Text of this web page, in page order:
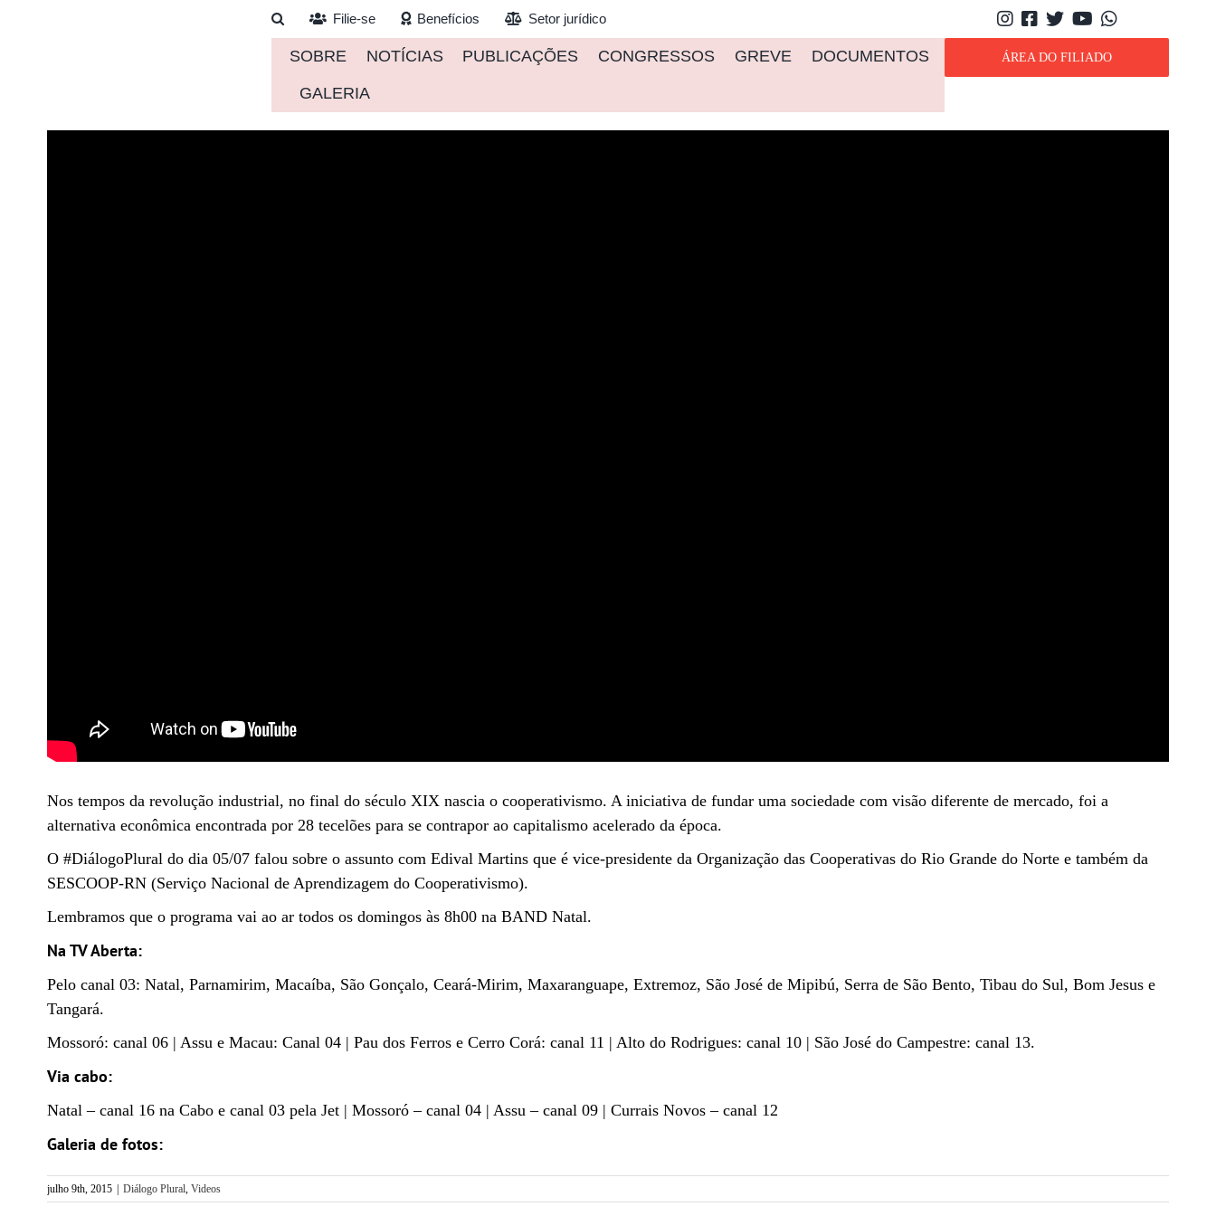
Filie-se Benefícios Setor jurídico
SOBRE NOTÍCIAS PUBLICAÇÕES CONGRESSOS GREVE DOCUMENTOS
GALERIA
ÁREA DO FILIADO
Nos tempos da revolução industrial, no final do século XIX nascia o cooperativismo. A iniciativa de fundar uma sociedade com visão diferente de mercado, foi a
alternativa econômica encontrada por 28 tecelões para se contrapor ao capitalismo acelerado da época.
O #DiálogoPlural do dia 05/07 falou sobre o assunto com Edival Martins que é vice-presidente da Organização das Cooperativas do Rio Grande do Norte e também da
SESCOOP-RN (Serviço Nacional de Aprendizagem do Cooperativismo).
Lembramos que o programa vai ao ar todos os domingos às 8h00 na BAND Natal.
Na TV Aberta:
Pelo canal 03: Natal, Parnamirim, Macaíba, São Gonçalo, Ceará-Mirim, Maxaranguape, Extremoz, São José de Mipibú, Serra de São Bento, Tibau do Sul, Bom Jesus e
Tangará.
Mossoró: canal 06 | Assu e Macau: Canal 04 | Pau dos Ferros e Cerro Corá: canal 11 | Alto do Rodrigues: canal 10 | São José do Campestre: canal 13.
Via cabo:
Natal – canal 16 na Cabo e canal 03 pela Jet | Mossoró – canal 04 | Assu – canal 09 | Currais Novos – canal 12
Galeria de fotos:
julho 9th, 2015 | Diálogo Plural Videos